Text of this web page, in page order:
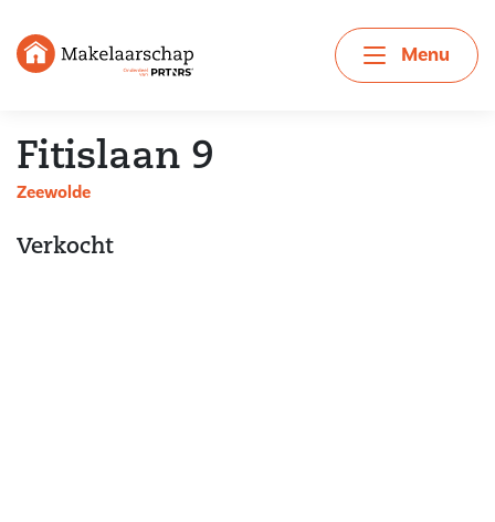
Menu
Fitislaan 9
Zeewolde
Verkocht